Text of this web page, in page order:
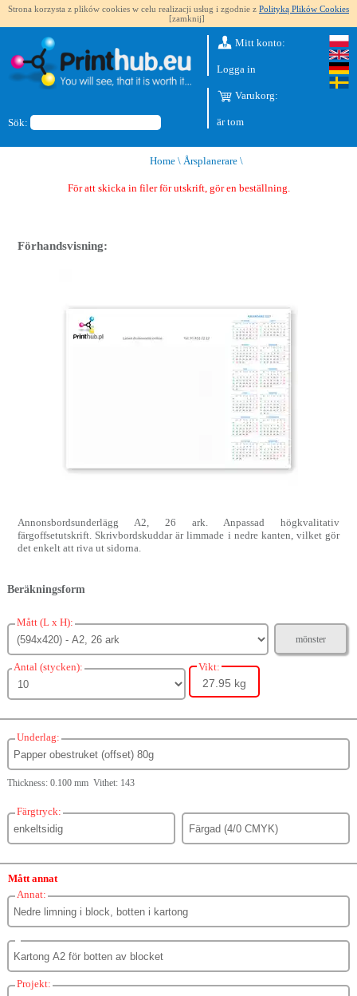
Strona korzysta z plików cookies w celu realizacji usług i zgodnie z Polityką Plików Cookies
[zamknij]
Sök:
Mitt konto:
Logga in
Varukorg:
är tom
Home\ Årsplanerare\
För att skicka in filer för utskrift, gör en beställning.
Förhandsvisning:
Annonsbordsunderlägg A2, 26 ark. Anpassad högkvalitativ
färgoffsetutskrift. Skrivbordskuddar är limmade i nedre kanten, vilket gör
det enkelt att riva ut sidorna.
Beräkningsform
Mått (L x H):
mönster
Antal (stycken): Vikt:
27.95 kg
Underlag:
Thickness: 0.100 mm Vithet: 143
Färgtryck:
Mått annat
Annat:
Projekt: